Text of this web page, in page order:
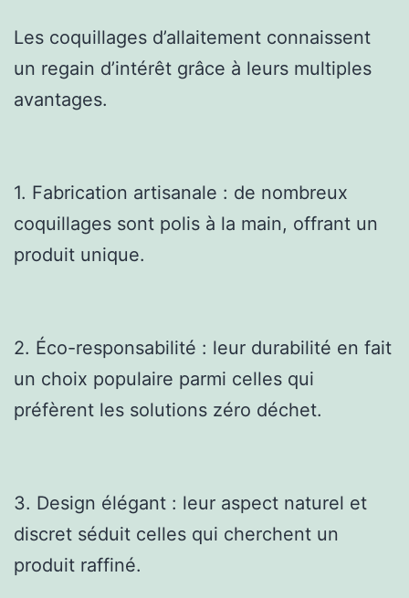
Les coquillages d’allaitement connaissent
un regain d’intérêt grâce à leurs multiples
avantages.
1. Fabrication artisanale : de nombreux
coquillages sont polis à la main, offrant un
produit unique.
2. Éco-responsabilité : leur durabilité en fait
un choix populaire parmi celles qui
préfèrent les solutions zéro déchet.
3. Design élégant : leur aspect naturel et
discret séduit celles qui cherchent un
produit raffiné.